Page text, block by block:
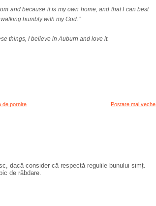
and because it is my own home, and that I can best
humbly with my God."
things, I believe in Auburn and love it.
Postare mai veche
de pornire
dacă consider că respectă regulile bunului simț.
de răbdare.